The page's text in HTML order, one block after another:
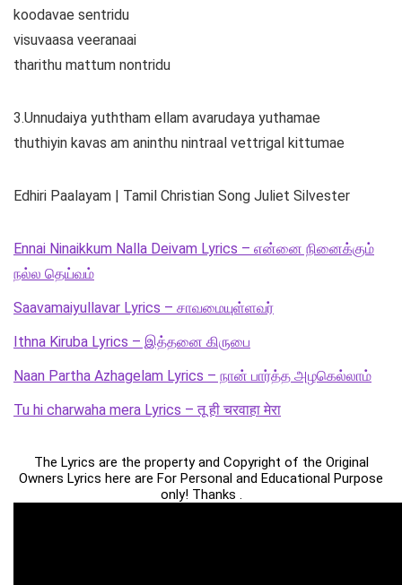
koodavae sentridu
visuvaasa veeranaai
tharithu mattum nontridu
3.Unnudaiya yuththam ellam avarudaya yuthamae
thuthiyin kavas am aninthu nintraal vettrigal kittumae
Edhiri Paalayam | Tamil Christian Song Juliet Silvester
Ennai Ninaikkum Nalla Deivam Lyrics – என்னை நினைக்கும்
நல்ல தெய்வம்
Saavamaiyullavar Lyrics – சாவமையுள்ளவர்
Ithna Kiruba Lyrics – இத்தனை கிருபை
Naan Partha Azhagelam Lyrics – நான் பார்த்த அழகெல்லாம்
Tu hi charwaha mera Lyrics – तू ही चरवाहा मेरा
The Lyrics are the property and Copyright of the Original
Owners Lyrics here are For Personal and Educational Purpose
only! Thanks .